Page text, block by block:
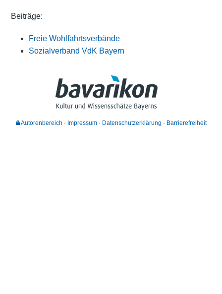
Beiträge:
Freie Wohlfahrtsverbände
Sozialverband VdK Bayern
Autorenbereich Impressum Datenschutzerklärung Barrierefreiheit